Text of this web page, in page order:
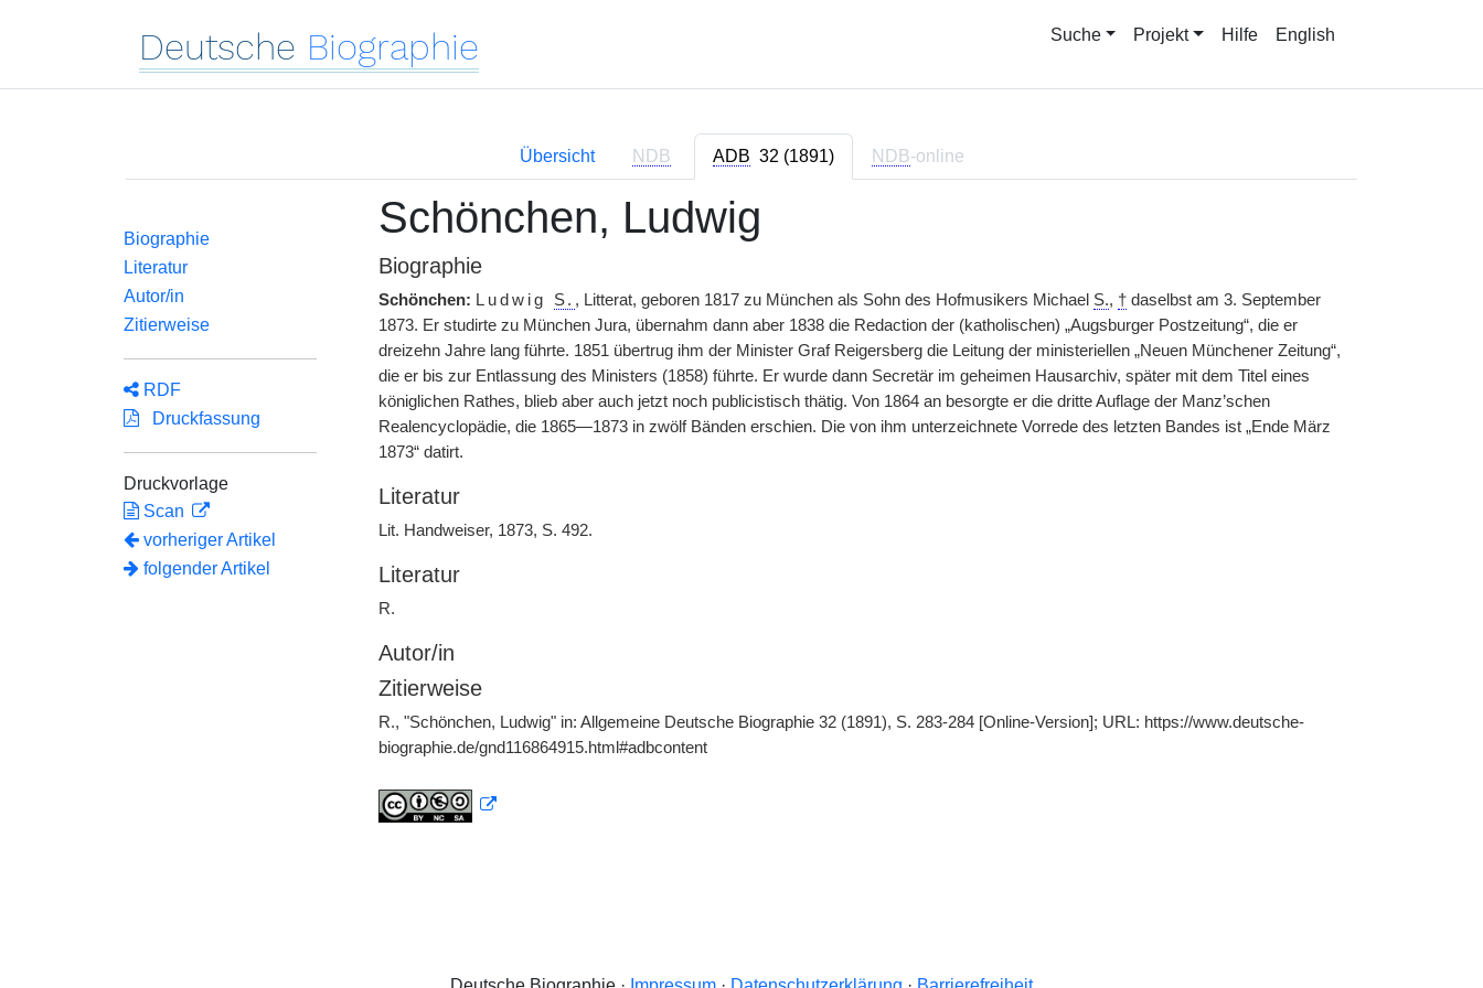
Deutsche Biographie Suche Projekt Hilfe English
Übersicht NDB ADB 32 (1891) NDB-online
Biographie
Literatur
Autor/in
Zitierweise
RDF
Druckfassung
Druckvorlage
Scan
vorheriger Artikel
folgender Artikel
Schönchen, Ludwig
Biographie
Schönchen: Ludwig S. , Litterat, geboren 1817 zu München als Sohn des Hofmusikers Michael S., † daselbst am 3. September
1873. Er studirte zu München Jura, übernahm dann aber 1838 die Redaction der (katholischen) „Augsburger Postzeitung“, die er
dreizehn Jahre lang führte. 1851 übertrug ihm der Minister Graf Reigersberg die Leitung der ministeriellen „Neuen Münchener Zeitung“,
die er bis zur Entlassung des Ministers (1858) führte. Er| wurde dann Secretär im geheimen Hausarchiv, später mit dem Titel eines
königlichen Rathes, blieb aber auch jetzt noch publicistisch thätig. Von 1864 an besorgte er die dritte Auflage der Manz’schen
Realencyclopädie, die 1865—1873 in zwölf Bänden erschien. Die von ihm unterzeichnete Vorrede des letzten Bandes ist „Ende März
1873“ datirt.
Literatur
Lit. Handweiser, 1873, S. 492.
Literatur
R.
Autor/in
Zitierweise
R., "Schönchen, Ludwig" in: Allgemeine Deutsche Biographie 32 (1891), S. 283-284 [Online-Version]; URL: https://www.deutsche-
biographie.de/gnd116864915.html#adbcontent